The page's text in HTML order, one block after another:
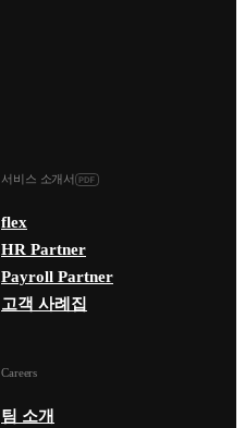
서비스 소개서
flex
HR Partner
Payroll Partner
고객 사례집
Careers
팀 소개